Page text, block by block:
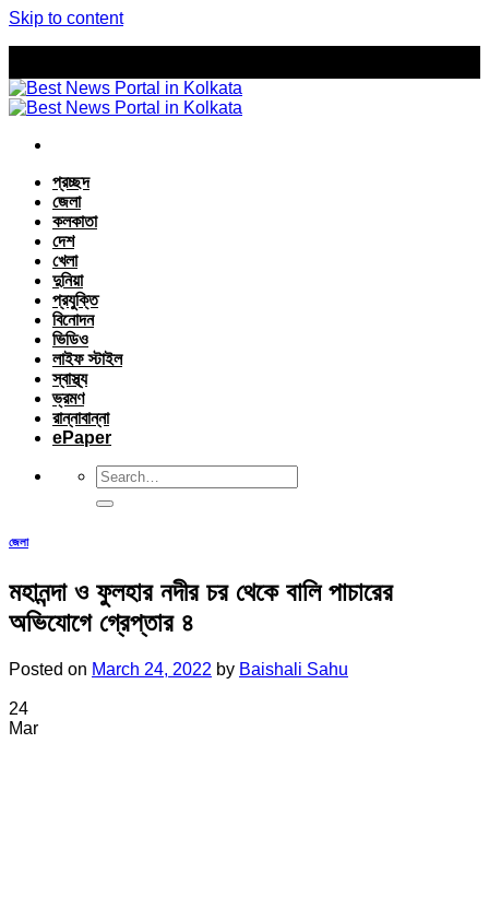
Skip to content
প্রচ্ছদ
জেলা
কলকাতা
দেশ
খেলা
দুনিয়া
প্রযুক্তি
বিনোদন
ভিডিও
লাইফ স্টাইল
স্বাস্থ্য
ভ্রমণ
রান্নাবান্না
ePaper
জেলা
মহানন্দা ও ফুলহার নদীর চর থেকে বালি পাচারের
অভিযোগে গ্রেপ্তার ৪
Posted on March 24, 2022 by Baishali Sahu
24
Mar